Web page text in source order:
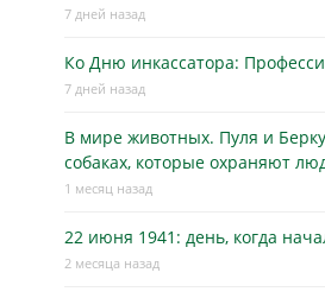
7 дней назад
Ко Дню инкассатора:
7 дней назад
В мире животных. Пуля и
собаках, которые охраняют
1 месяц назад
22 июня 1941: день, когда
2 месяца назад